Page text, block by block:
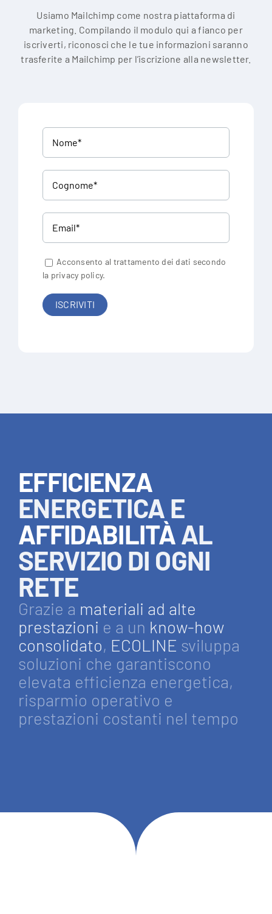
Usiamo Mailchimp come nostra piattaforma di
marketing. Compilando il modulo qui a fianco per
iscriverti, riconosci che le tue informazioni saranno
trasferite a Mailchimp per l’iscrizione alla newsletter.
Acconsento al trattamento dei dati secondo
la privacy policy.
EFFICIENZA
ENERGETICA E
AFFIDABILITÀ AL
SERVIZIO DI OGNI
RETE
Grazie a materiali ad alte
prestazioni e a un know-how
consolidato, ECOLINE sviluppa
soluzioni che garantiscono
elevata efficienza energetica,
risparmio operativo e
prestazioni costanti nel tempo